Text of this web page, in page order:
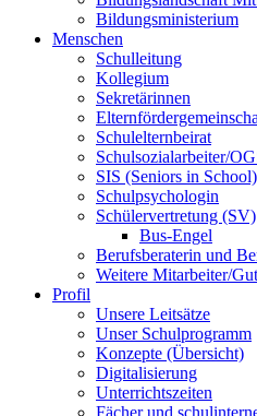
Bildungsministerium
Menschen
Schulleitung
Kollegium
Sekretärinnen
Schulelternbeirat
Schulsozialarbeiter/
SIS (Seniors in School)
Schulpsychologin
Schülervertretung (SV)
Bus-Engel
Berufsberaterin und
Weitere Mitarbeiter/
Profil
Unsere Leitsätze
Unser Schulprogramm
Konzepte (Übersicht)
Digitalisierung
Unterrichtszeiten
Fächer und